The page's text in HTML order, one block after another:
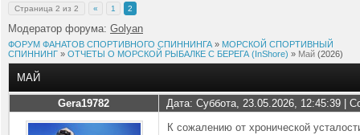
Страница 2 из 2 « 1 2
Модератор форума: Golyan
ФОРУМ ФАНАТОВ СПОРТИВНОГО СПИННИНГА » МОРСКОЙ СПОРТИВНЫЙ
СПИННИНГ » ОТЧЕТЫ О МОРСКОЙ РЫБАЛКЕ С БЕРЕГА (InShore) » Май (2026)
МАЙ
Gera19782 Дата: Суббота, 23.05.2026, 12:45:39 |
К сожалению от хронической